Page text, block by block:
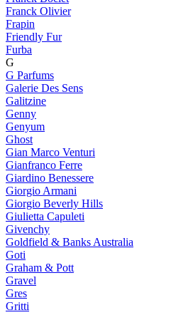
Franck Olivier
Frapin
Friendly Fur
Furba
G
G Parfums
Galerie Des Sens
Galitzine
Genny
Genyum
Ghost
Gian Marco Venturi
Gianfranco Ferre
Giardino Benessere
Giorgio Armani
Giorgio Beverly Hills
Giulietta Capuleti
Givenchy
Goldfield & Banks Australia
Goti
Graham & Pott
Gravel
Gres
Gritti